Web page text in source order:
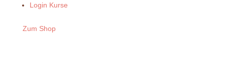
Login Kurse
Zum Shop